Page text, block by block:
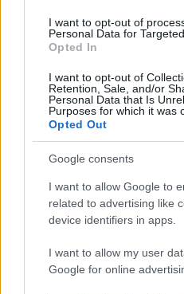
I want to opt-out of
Personal Data for
Opted In
I want to opt-out of
Retention, Sale, and/or
Personal Data that Is
Purposes for which it was
Opted Out
Google consents
I want to allow Google to
related to advertising like
device identifiers in apps.
I want to allow my user
Google for online
Márciusig
olthatnak be